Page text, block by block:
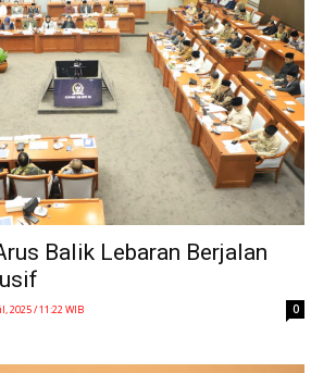
Balik Lebaran Berjalan
2025 / 11:22 WIB 0